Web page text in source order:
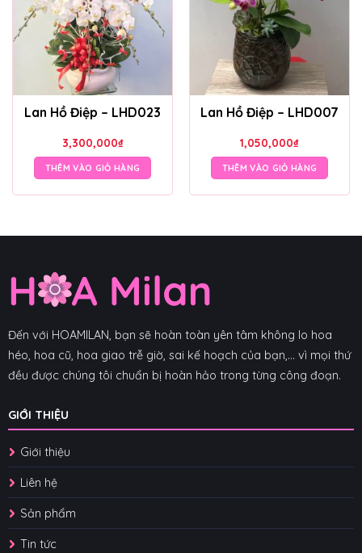
Lan Hồ Điệp – LHD023
3,300,000₫
THÊM VÀO GIỎ HÀNG
Lan Hồ Điệp – LHD007
1,050,000₫
THÊM VÀO GIỎ HÀNG
Đến với HOAMILAN, bạn sẽ hoàn toàn yên tâm không lo hoa
héo, hoa cũ, hoa giao trễ giờ, sai kế hoạch của bạn,... vì mọi thứ
đều được chúng tôi chuẩn bị hoàn hảo trong từng công đoạn.
GIỚI THIỆU
Giới thiệu
Liên hệ
Sản phẩm
Tin tức